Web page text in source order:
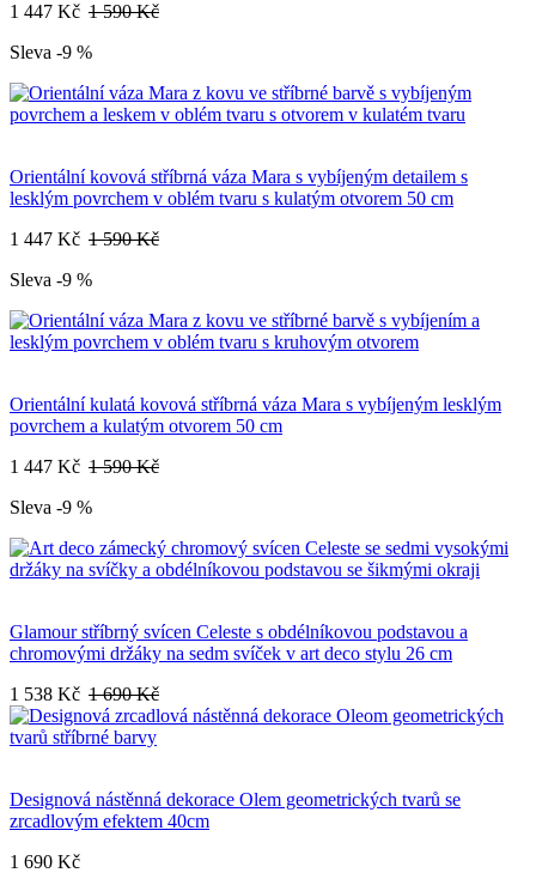
1 447 Kč 1 590 Kč
Sleva -9 %
Orientální kovová stříbrná váza Mara s vybíjeným detailem s
lesklým povrchem v oblém tvaru s kulatým otvorem 50 cm
1 447 Kč 1 590 Kč
Sleva -9 %
Orientální kulatá kovová stříbrná váza Mara s vybíjeným lesklým
povrchem a kulatým otvorem 50 cm
1 447 Kč 1 590 Kč
Sleva -9 %
Glamour stříbrný svícen Celeste s obdélníkovou podstavou a
chromovými držáky na sedm svíček v art deco stylu 26 cm
1 538 Kč 1 690 Kč
Designová nástěnná dekorace Olem geometrických tvarů se
zrcadlovým efektem 40cm
1 690 Kč